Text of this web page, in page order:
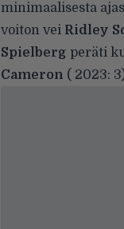
minimaalisesta
voiton vei Ridley
Spielberg peräti
Cameron ( 2023: